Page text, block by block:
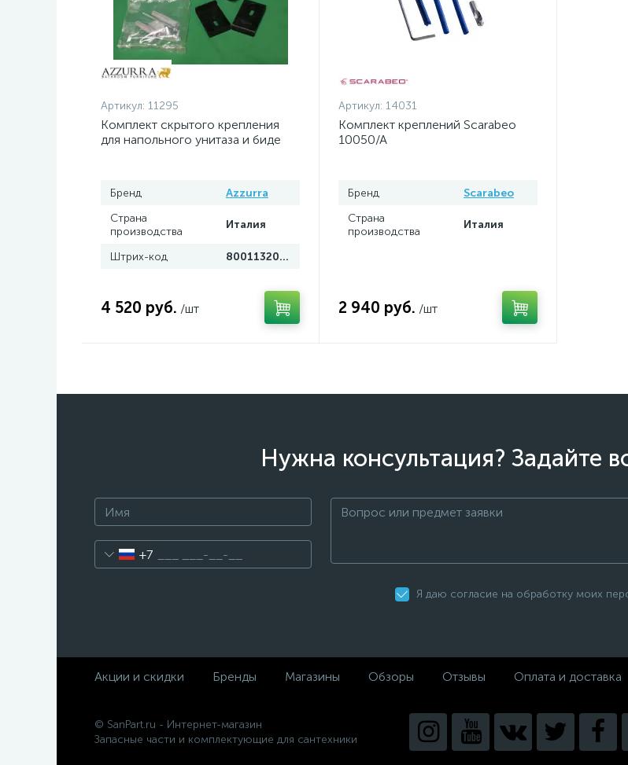
Артикул: 11295
Комплект скрытого крепления
для напольного унитаза и биде
Бренд
Azzurra
Страна
производства
Италия
Штрих-код 8001132049105
4 520 руб. /шт
Артикул: 14031
Комплект креплений Scarabeo
10050/A
Бренд
Scarabeo
Страна
производства
Италия
2 940 руб. /шт
Нужна консультация? Задайте
+7
Я даю согласие на обработку моих
Акции и скидки Бренды Магазины Обзоры Отзывы Оплата и доставка
© SanPart.ru - Интернет-магазин
Запасные части и комплектующие для сантехники